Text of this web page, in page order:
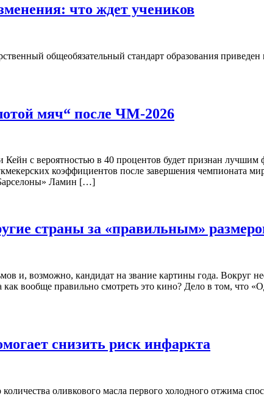
что ждет учеников
общеобязательный стандарт образования
мяч“ после ЧМ-2026
с вероятностью в 40 процентов будет признан лучшим
коэффициентов после завершения чемпионата
Ламин […]
страны за «правильным»
и, возможно, кандидат на звание картины года. Вокруг
как вообще правильно смотреть это кино? Дело в том, что
снизить риск инфаркта
оливкового масла первого холодного отжима